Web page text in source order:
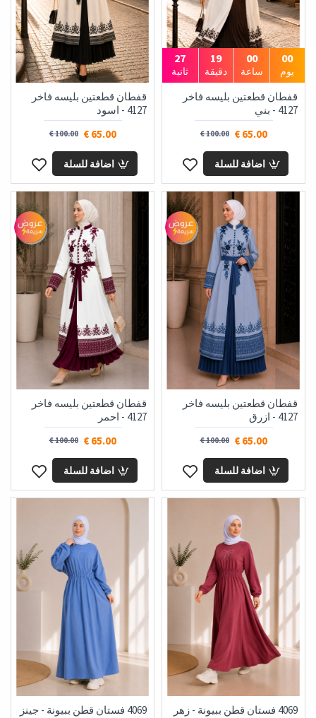
00
يوم
00
ساعة
19
دقيقة
26
ثانية
قفطان قطعتين بليسه فاخر
4127 - بني
65.00 €
100.00 €
اضافة للسلة
قفطان قطعتين بليسه فاخر
4127 - اسود
65.00 €
100.00 €
اضافة للسلة
قفطان قطعتين بليسه فاخر
4127 - ازرق
65.00 €
100.00 €
اضافة للسلة
قفطان قطعتين بليسه فاخر
4127 - احمر
65.00 €
100.00 €
اضافة للسلة
4069 فستان قطن ببيونة - زهر
4069 فستان قطن ببيونة - جينز